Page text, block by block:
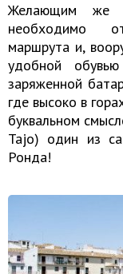
Желающим же
необходимо
маршрута и,
удобной
заряженной
где высоко в
буквальном
Tajo) один из
Ронда!